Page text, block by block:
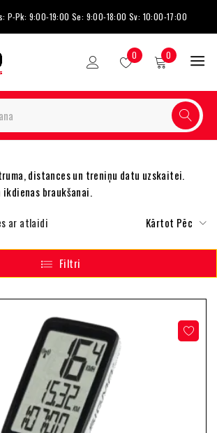
P-Pk: 9:00-19:00 Se: 9:00-18:00 Sv: 10:00-17:00
0 0
distances un treniņu datu uzskaitei.
braukšanai.
Kārtot Pēc
ar atlaidi
Filtri